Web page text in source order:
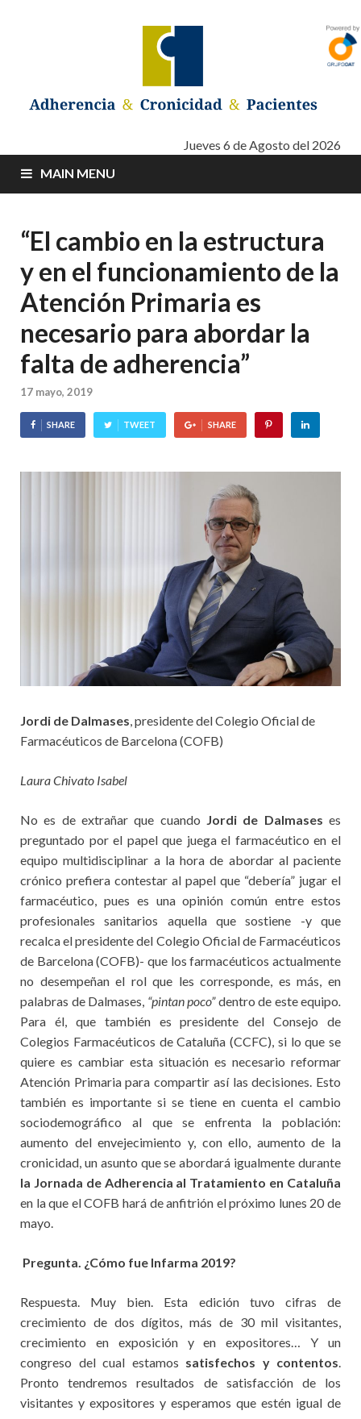
Adherencia –
Cronicidad –
Pacientes
Adherencia – Cronicidad – PacientesJueves 6 de Agosto del 2026
MAIN MENU
“El cambio en la estructura
y en el funcionamiento de la
Atención Primaria es
necesario para abordar la
falta de adherencia”
17 mayo, 2019
SHARE TWEET SHARE
Jordi de Dalmases , presidente del Colegio Oficial de
Farmacéuticos de Barcelona (COFB)
Laura Chivato Isabel
No es de extrañar que cuando Jordi de Dalmases es
preguntado por el papel que juega el farmacéutico en el
equipo multidisciplinar a la hora de abordar al paciente
crónico prefiera contestar al papel que “debería” jugar el
farmacéutico, pues es una opinión común entre estos
profesionales sanitarios aquella que sostiene -y que
recalca el presidente del Colegio Oficial de Farmacéuticos
de Barcelona (COFB)- que los farmacéuticos actualmente
no desempeñan el rol que les corresponde, es más, en
palabras de Dalmases, “pintan poco”dentro de este equipo
Para él, que también es presidente del Consejo de
Colegios Farmacéuticos de Cataluña (CCFC), si lo que se
quiere es cambiar esta situación es necesario reformar
Atención Primaria para compartir así las decisiones. Esto
también es importante si se tiene en cuenta el cambio
sociodemográfico al que se enfrenta la población:
aumento del envejecimiento y, con ello, aumento de la
cronicidad, un asunto que se abordará igualmente durante
la Jornada de Adherencia al Tratamiento en Cataluña
en la que el COFB hará de anfitrión el próximo lunes 20 de
mayo.
Pregunta. ¿Cómo fue Infarma 2019?
Respuesta. Muy bien. Esta edición tuvo cifras de
crecimiento de dos dígitos, más de 30 mil visitantes,
crecimiento en exposición y en expositores… Y un
congreso del cual estamos satisfechos y contentos
Pronto tendremos resultados de satisfacción de los
visitantes y expositores y esperamos que estén igual de